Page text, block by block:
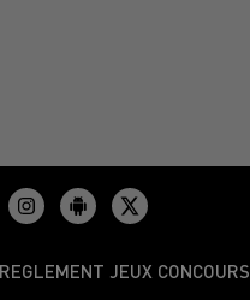
REGLEMENT JEUX CONCOURS